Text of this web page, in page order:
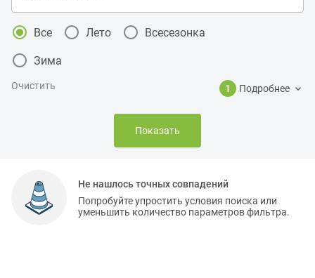
Все Лето Всесезонка
Зима
Очистить 1 Подробнее
Показать
Не нашлось точных совпадений
Попробуйте упростить условия поиска или
уменьшить количество параметров фильтра.